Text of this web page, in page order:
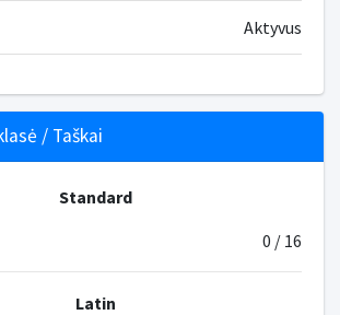
Aktyvus
/ Taškai
Standard
0 / 16
Latin